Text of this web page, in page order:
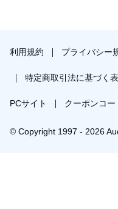
利用規約 プライバシー
特定商取引法に基づく
PCサイト クーポンコー
© Copyright 1997 - 2026